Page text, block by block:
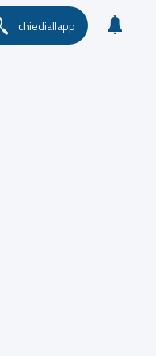
chiediallapp